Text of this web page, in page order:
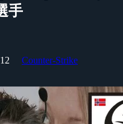
手
Counter-Strike